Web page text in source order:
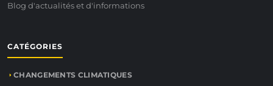
Blog d'actualités et d'informations
CATÉGORIES
CHANGEMENTS CLIMATIQUES